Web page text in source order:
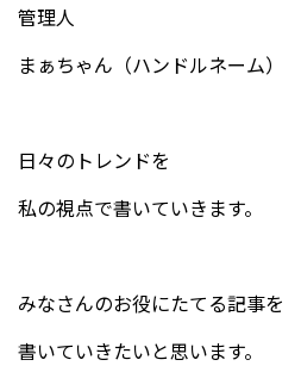
管理人
まぁちゃん（ハンドルネーム）
日々のトレンドを
私の視点で書いていきます。
みなさんのお役にたてる記事を
書いていきたいと思います。